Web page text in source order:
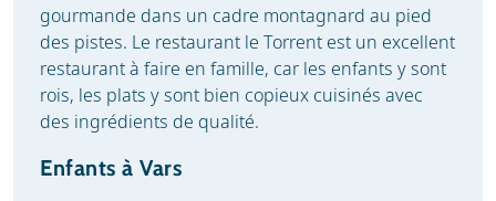
gourmande dans un cadre montagnard au pied
des pistes. Le restaurant le Torrent est un excellent
restaurant à faire en famille, car les enfants y sont
rois, les plats y sont bien copieux cuisinés avec
des ingrédients de qualité.
Enfants à Vars